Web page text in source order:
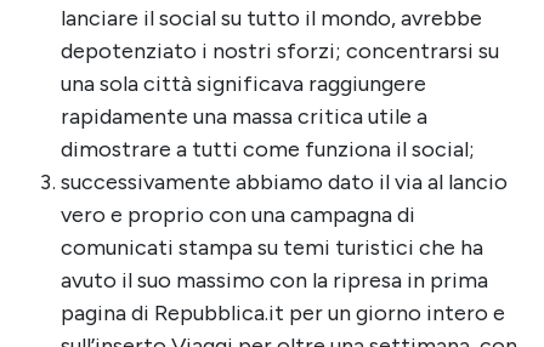
lanciare il social su tutto il mondo, avrebbe
depotenziato i nostri sforzi; concentrarsi su
una sola città significava raggiungere
rapidamente una massa critica utile a
dimostrare a tutti come funziona il social;
successivamente abbiamo dato il via al lancio
vero e proprio con una campagna di
comunicati stampa su temi turistici che ha
avuto il suo massimo con la ripresa in prima
pagina di Repubblica.it per un giorno intero e